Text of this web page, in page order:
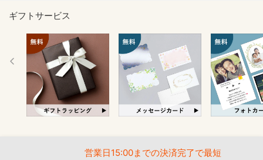
ギフトサービス
営業日15:00までの決済完了で最短